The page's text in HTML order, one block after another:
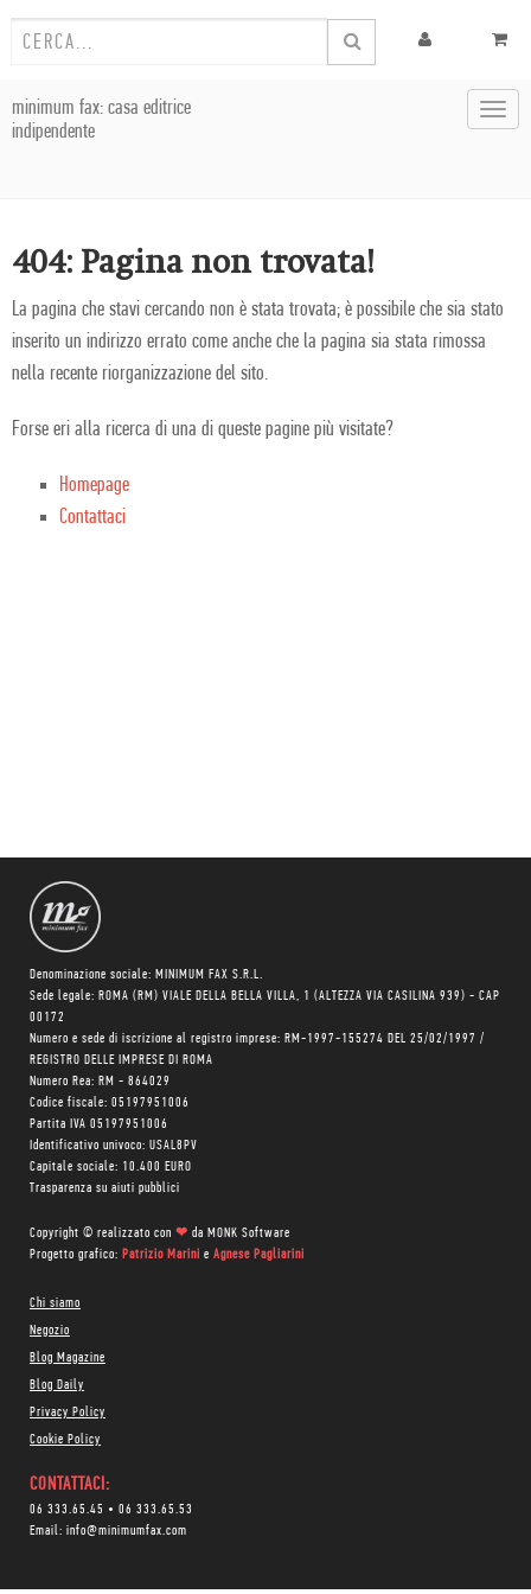
minimum fax: casa editrice
indipendente
404: Pagina non trovata!
La pagina che stavi cercando non è stata trovata; è possibile che sia stato
inserito un indirizzo errato come anche che la pagina sia stata rimossa
nella recente riorganizzazione del sito.
Forse eri alla ricerca di una di queste pagine più visitate?
Homepage
Contattaci
Denominazione sociale: MINIMUM FAX S.R.L.
Sede legale: ROMA (RM) VIALE DELLA BELLA VILLA, 1 (ALTEZZA VIA CASILINA 939) - CAP
00172
Numero e sede di iscrizione al registro imprese: RM-1997-155274 DEL 25/02/1997 /
REGISTRO DELLE IMPRESE DI ROMA
Numero Rea: RM - 864029
Codice fiscale: 05197951006
Partita IVA 05197951006
Identificativo univoco: USAL8PV
Capitale sociale: 10.400 EURO
Trasparenza su aiuti pubblici
Copyright © realizzato con ❤ da MONK Software
Progetto grafico: Patrizio Marini e Agnese Pagliarini
Chi siamo
Negozio
Blog Magazine
Blog Daily
Privacy Policy
Cookie Policy
CONTATTACI:
06 333.65.45 • 06 333.65.53
Email: info@minimumfax.com